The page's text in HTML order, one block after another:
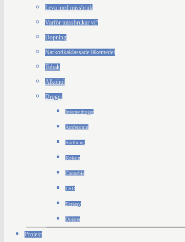
Leva med missbruk
Varför missbrukar vi?
Dopning
Narkotikaklassade läkemedel
Tobak
Alkohol
Droger
Internetdroger
Amfetamin
Sniffning
Kokain
Cannabis
LSD
Ecstasy
Opiater
Projekt